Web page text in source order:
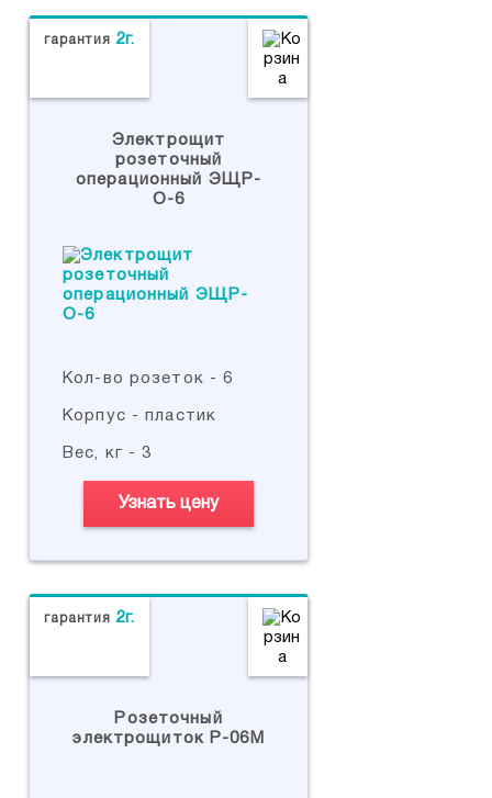
гарантия 2г.
Электрощит
розеточный
операционный ЭЩР-
О-6
Кол-во розеток - 6
Корпус - пластик
Вес, кг - 3
Узнать цену
гарантия 2г.
Розеточный
электрощиток Р-06М